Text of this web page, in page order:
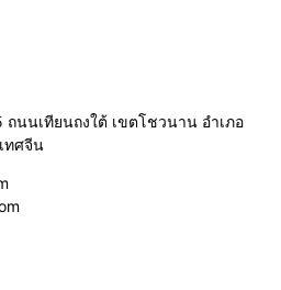
ถนนเทียนถงใต้ เขตโชวนาน อำเภอ
ทศจีน